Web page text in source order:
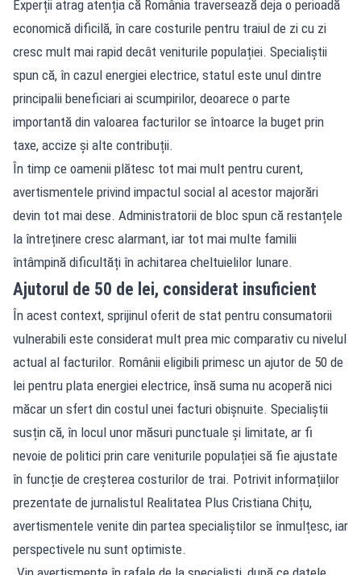
Experții atrag atenția că România traversează deja o perioadă
economică dificilă, în care costurile pentru traiul de zi cu zi
cresc mult mai rapid decât veniturile populației. Specialiștii
spun că, în cazul energiei electrice, statul este unul dintre
principalii beneficiari ai scumpirilor, deoarece o parte
importantă din valoarea facturilor se întoarce la buget prin
taxe, accize și alte contribuții.
În timp ce oamenii plătesc tot mai mult pentru curent,
avertismentele privind impactul social al acestor majorări
devin tot mai dese. Administratorii de bloc spun că restanțele
la întreținere cresc alarmant, iar tot mai multe familii
întâmpină dificultăți în achitarea cheltuielilor lunare.
Ajutorul de 50 de lei, considerat insuficient
În acest context, sprijinul oferit de stat pentru consumatorii
vulnerabili este considerat mult prea mic comparativ cu nivelul
actual al facturilor. Românii eligibili primesc un ajutor de 50 de
lei pentru plata energiei electrice, însă suma nu acoperă nici
măcar un sfert din costul unei facturi obișnuite. Specialiștii
susțin că, în locul unor măsuri punctuale și limitate, ar fi
nevoie de politici prin care veniturile populației să fie ajustate
în funcție de creșterea costurilor de trai. Potrivit informațiilor
prezentate de jurnalistul Realitatea Plus Cristiana Chițu,
avertismentele venite din partea specialiștilor se înmulțesc, iar
perspectivele nu sunt optimiste.